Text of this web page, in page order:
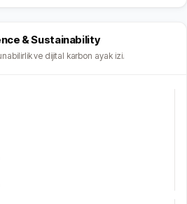
& Sustainability
ve dijital karbon ayak izi.